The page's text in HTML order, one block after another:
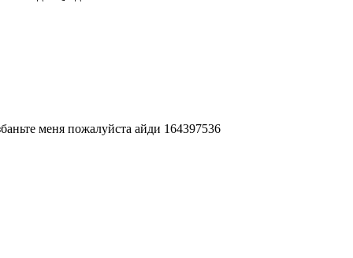
меня пожалуйста айди 164397536